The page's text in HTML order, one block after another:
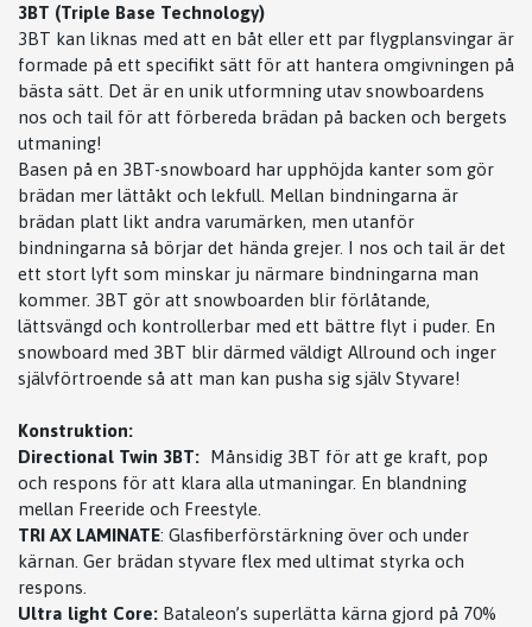
3BT (Triple Base Technology)
3BT kan liknas med att en båt eller ett par flygplansvingar är
formade på ett specifikt sätt för att hantera omgivningen på
bästa sätt. Det är en unik utformning utav snowboardens
nos och tail för att förbereda brädan på backen och bergets
utmaning!
Basen på en 3BT-snowboard har upphöjda kanter som gör
brädan mer lättåkt och lekfull. Mellan bindningarna är
brädan platt likt andra varumärken, men utanför
bindningarna så börjar det hända grejer. I nos och tail är det
ett stort lyft som minskar ju närmare bindningarna man
kommer. 3BT gör att snowboarden blir förlåtande,
lättsvängd och kontrollerbar med ett bättre flyt i puder. En
snowboard med 3BT blir därmed väldigt Allround och inger
självförtroende så att man kan pusha sig själv Styvare!
Konstruktion:
Directional Twin 3BT: Månsidig 3BT för att ge kraft, pop
och respons för att klara alla utmaningar. En blandning
mellan Freeride och Freestyle.
TRI AX LAMINATE: Glasfiberförstärkning över och under
kärnan. Ger brädan styvare flex med ultimat styrka och
respons.
Ultra light Core: Bataleon’s superlätta kärna gjord på 70%